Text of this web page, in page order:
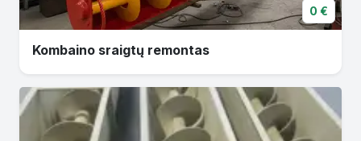
0 €
Kombaino sraigtų remontas